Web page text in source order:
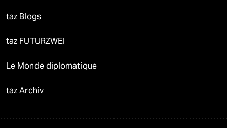
taz Blogs
taz FUTURZWEI
Le Monde diplomatique
taz Archiv